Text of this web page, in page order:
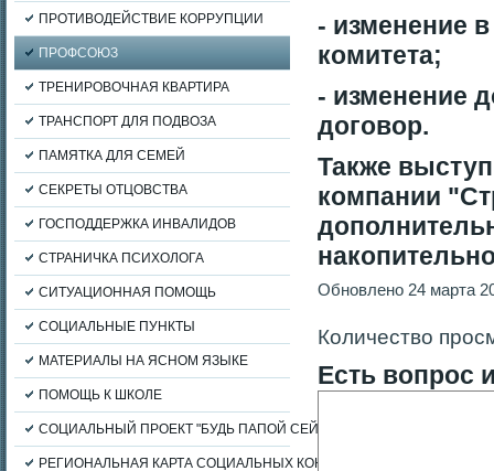
ПРОТИВОДЕЙСТВИЕ КОРРУПЦИИ
ПРОФСОЮЗ
ТРЕНИРОВОЧНАЯ КВАРТИРА
ТРАНСПОРТ ДЛЯ ПОДВОЗА
ПАМЯТКА ДЛЯ СЕМЕЙ
СЕКРЕТЫ ОТЦОВСТВА
ГОСПОДДЕРЖКА ИНВАЛИДОВ
СТРАНИЧКА ПСИХОЛОГА
СИТУАЦИОННАЯ ПОМОЩЬ
СОЦИАЛЬНЫЕ ПУНКТЫ
МАТЕРИАЛЫ НА ЯСНОМ ЯЗЫКЕ
ПОМОЩЬ К ШКОЛЕ
СОЦИАЛЬНЫЙ ПРОЕКТ "БУДЬ ПАПОЙ СЕЙЧАС"
РЕГИОНАЛЬНАЯ КАРТА СОЦИАЛЬНЫХ КОНТАКТОВ
- изменение
комитета;
- изменение
договор.
Также
компании
Обновлено 24 марта
Количество
Есть вопрос